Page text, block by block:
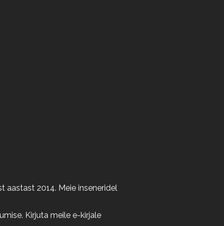
aastast 2014. Meie inseneridel
Kirjuta meile e-kirjale